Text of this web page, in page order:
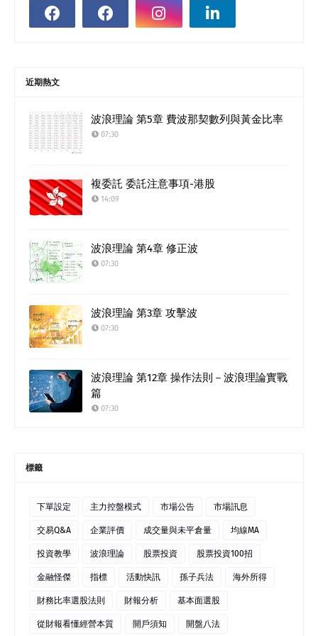
近期熱文
波浪理論 第5章 費波那契數列與黃金比率
07:30
複委託 委託注意事項-港股
14:09
波浪理論 第4章 修正波
07:30
波浪理論 第3章 攻擊波
07:30
波浪理論 第12章 操作法則－波浪理論實戰
篇
07:30
標籤
下單設定 主力控盤模式 市場公告 市場訊息
交易Q&A 企業評價 成交量與未平倉量 均線MA
投資教學 波浪理論 股票投資 股票投資100招
金融怪傑 指標 活動快訊 孫子兵法 海外所得
財務比率選股法則 財報分析 基本面選股
從財報看懂經營本質 開戶須知 開盤八法